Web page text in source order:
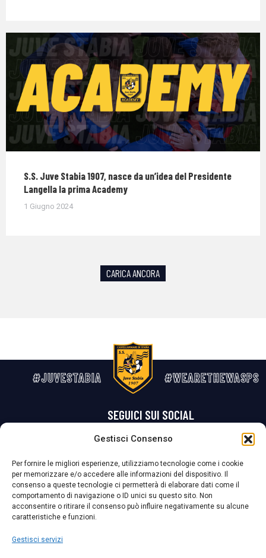
Gestisci Consenso
Per fornire le migliori esperienze, utilizziamo tecnologie come i cookie
per memorizzare e/o accedere alle informazioni del dispositivo. Il
consenso a queste tecnologie ci permetterà di elaborare dati come il
comportamento di navigazione o ID unici su questo sito. Non
acconsentire o ritirare il consenso può influire negativamente su alcune
caratteristiche e funzioni.
Gestisci servizi
S.S. Juve Stabia 1907, nasce da un’idea del Presidente
Langella la prima Academy
1 Giugno 2024
CARICA ANCORA
#JUVESTABIA #WEARETHEWASPS
SEGUICI SUI SOCIAL
La Società ha nominato il Responsabile della Protezione dei Dati Personali (DPO), figura specializzata che vigila sulle modalità adottate dalla
nostra Società per tutelare i Suoi dati personali.